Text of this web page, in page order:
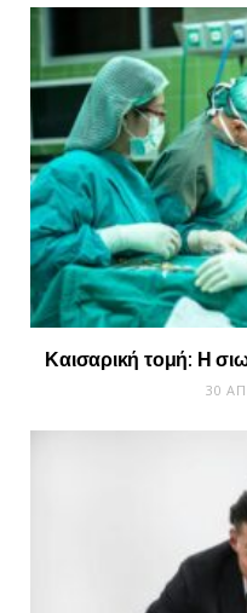
Καισαρική τομή: Η
30